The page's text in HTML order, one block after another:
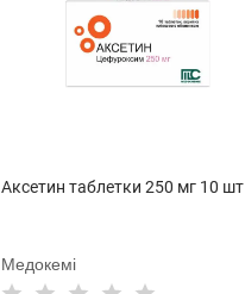
Аксетин таблетки 250 мг 10 шт
Медокемі